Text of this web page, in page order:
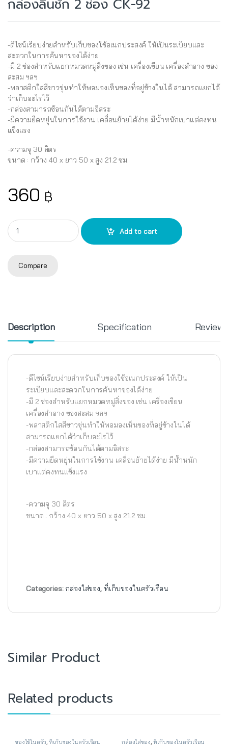
กล่องลิ้นชัก 2 ช่อง CK-92
-ดีไซน์เรียบง่ายสำหรับเก็บของใช้อเนกประสงค์ ให้เป็นระเบียบและ
สะดวกในการค้นหาของได้ง่าย
-มี 2 ช่องสำหรับแยกหมวดหมู่สิ่งของ เช่น เครื่องเขียน เครื่องสำอาง ของ
สะสม ฯลฯ
-พลาสติกใสสีขาวขุ่นทำให้พอมองเห็นของที่อยู่ข้างในได้ สามารถแยกได้
ว่าเก็บอะไรไว้
-กล่องสามารถซ้อนกันได้ตามอิสระ
-มีความยืดหยุ่นในการใช้งาน เคลื่อนย้ายได้ง่าย มีน้ำหนักเบาแต่คงทน
แข็งแรง
-ความจุ 30 ลิตร
ขนาด : กว้าง 40 x ยาว 50 x สูง 21.2 ซม.
360 ฿
กล่องลิ้นชัก 2 ช่อง CK-92 quantity
Add to cart
Compare
Description Specification Reviews
-ดีไซน์เรียบง่ายสำหรับเก็บของใช้อเนกประสงค์ ให้เป็น
ระเบียบและสะดวกในการค้นหาของได้ง่าย
-มี 2 ช่องสำหรับแยกหมวดหมู่สิ่งของ เช่น เครื่องเขียน
เครื่องสำอาง ของสะสม ฯลฯ
-พลาสติกใสสีขาวขุ่นทำให้พอมองเห็นของที่อยู่ข้างในได้
สามารถแยกได้ว่าเก็บอะไรไว้
-กล่องสามารถซ้อนกันได้ตามอิสระ
-มีความยืดหยุ่นในการใช้งาน เคลื่อนย้ายได้ง่าย มีน้ำหนัก
เบาแต่คงทนแข็งแรง
-ความจุ 30 ลิตร
ขนาด : กว้าง 40 x ยาว 50 x สูง 21.2 ซม.
Categories: กล่องใส่ของ, ที่เก็บของในครัวเรือน
Similar Product
Related products
ของใช้ในครัว ,ที่เก็บของในครัวเรือน กล่องใส่ของ ,ที่เก็บของในครัวเรือน